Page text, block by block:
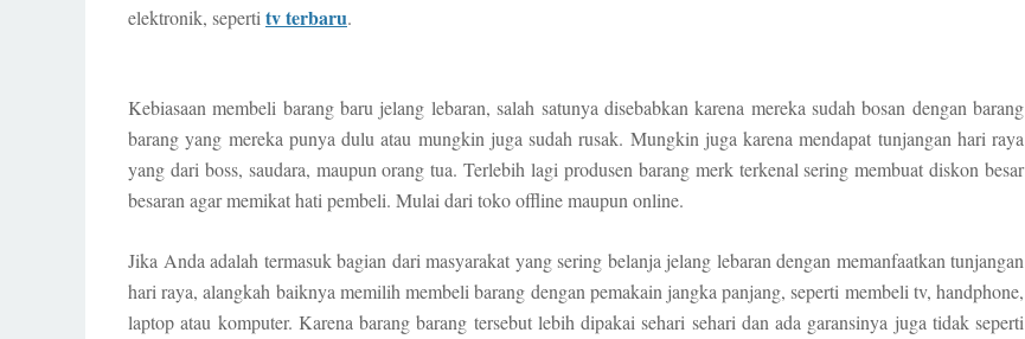
elektronik, seperti tv terbaru.
Kebiasaan membeli barang baru jelang lebaran, salah satunya disebabkan karena mereka sudah bosan dengan barang
barang yang mereka punya dulu atau mungkin juga sudah rusak. Mungkin juga karena mendapat tunjangan hari raya
yang dari boss, saudara, maupun orang tua. Terlebih lagi produsen barang merk terkenal sering membuat diskon besar
besaran agar memikat hati pembeli. Mulai dari toko offline maupun online.
Jika Anda adalah termasuk bagian dari masyarakat yang sering belanja jelang lebaran dengan memanfaatkan tunjangan
hari raya, alangkah baiknya memilih membeli barang dengan pemakain jangka panjang, seperti membeli tv, handphone,
laptop atau komputer. Karena barang barang tersebut lebih dipakai sehari sehari dan ada garansinya juga tidak seperti